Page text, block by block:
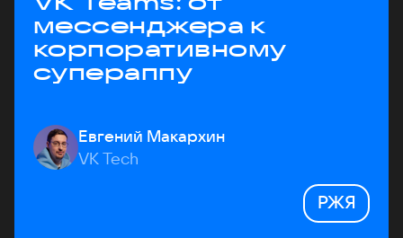
мессенджера к
корпоративному
супераппу
Евгений Макархин
VK Tech
РЖЯ